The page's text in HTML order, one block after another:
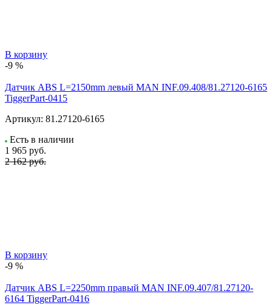
В корзину
-9 %
Датчик ABS L=2150mm левый MAN INF.09.408/81.27120-6165
TiggerPart-0415
Артикул: 81.27120-6165
Есть в наличии
1 965 руб.
2 162 руб.
В корзину
-9 %
Датчик ABS L=2250mm правый MAN INF.09.407/81.27120-
6164 TiggerPart-0416